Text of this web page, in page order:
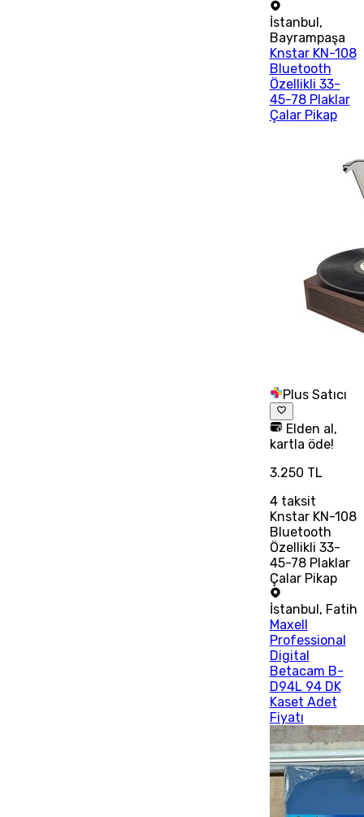
İstanbul,
Bayrampaşa
Knstar KN-108
Bluetooth
Özellikli 33-
45-78 Plaklar
Çalar Pikap
Plus Satıcı
Elden al,
kartla öde!
3.250 TL
4taksit
Knstar KN-108
Bluetooth
Özellikli 33-
45-78 Plaklar
Çalar Pikap
İstanbul, Fatih
Maxell
Professional
Digital
Betacam B-
D94L 94 DK
Kaset Adet
Fiyatı